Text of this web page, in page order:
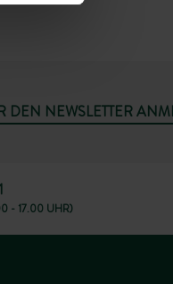
DEN NEWSLETTER
- 17.00 UHR)